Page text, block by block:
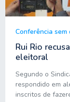
Conferência
Rui Rio
eleitoral
Segundo o
respondido em
inscritos de